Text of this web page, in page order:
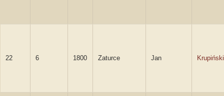
22 6 1800 Zaturce Jan Krupiński